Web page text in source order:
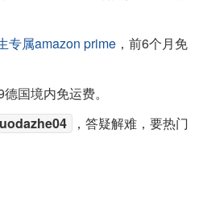
专属amazon prime ，前6个月免
国境内免运费。
，答疑解难，要热门